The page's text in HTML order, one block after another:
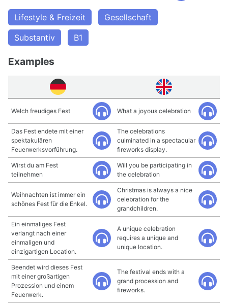
Lifestyle & Freizeit
Gesellschaft
Substantiv
B1
Examples
Welch freudiges Fest What a joyous celebration
Das Fest endete mit einer
spektakulären
Feuerwerksvorführung.
The celebrations
culminated in a spectacular
fireworks display.
Wirst du am Fest
teilnehmen
Will you be participating in
the celebration
Weihnachten ist immer ein
schönes Fest für die Enkel.
Christmas is always a nice
celebration for the
grandchildren.
Ein einmaliges Fest
verlangt nach einer
einmaligen und
einzigartigen Location.
A unique celebration
requires a unique and
unique location.
Beendet wird dieses Fest
mit einer großartigen
Prozession und einem
Feuerwerk.
The festival ends with a
grand procession and
fireworks.